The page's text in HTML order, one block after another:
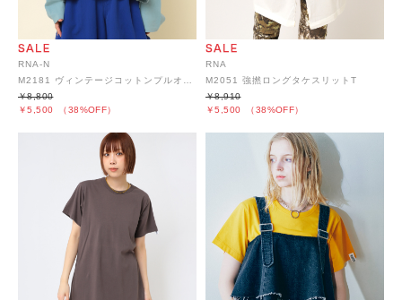
RNA-N
￥5,500 （38%OFF）
￥8,800
RNA
M2051 強撚ロングタケスリットT
￥5,500 （38%OFF）
￥8,910